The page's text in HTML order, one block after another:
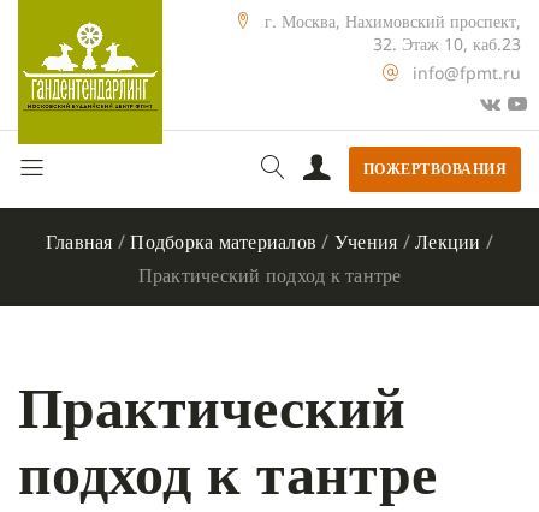
г. Москва, Нахимовский проспект,
32. Этаж 10, каб.23
info@fpmt.ru
ПОЖЕРТВОВАНИЯ
Главная /Подборка материалов / Учения /Лекции /
Практический подход к тантре
Практический
подход к тантре